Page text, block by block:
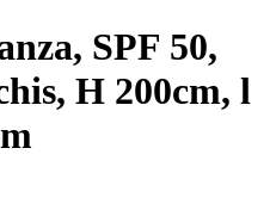
SPF 50,
H 200cm, l